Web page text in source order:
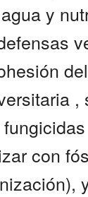
y
,
con